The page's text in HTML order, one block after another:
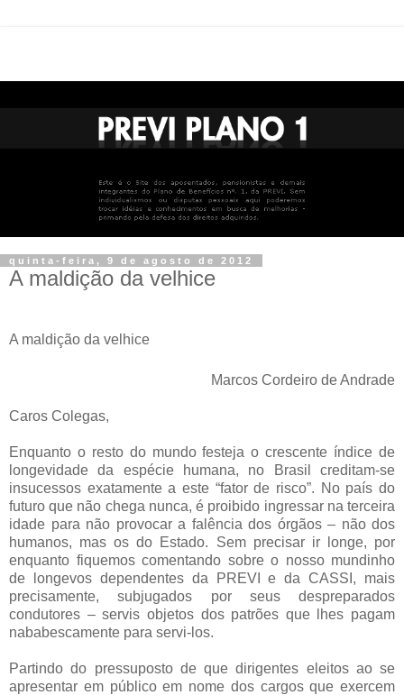
quinta-feira, 9 de agosto de 2012
A maldição da velhice
A maldição da velhice
Marcos Cordeiro de Andrade
Caros Colegas,
Enquanto o resto do mundo festeja o crescente índice de
longevidade da espécie humana, no Brasil creditam-se
insucessos exatamente a este “fator de risco”. No país do
futuro que não chega nunca, é proibido ingressar na terceira
idade para não provocar a falência dos órgãos – não dos
humanos, mas os do Estado. Sem precisar ir longe, por
enquanto fiquemos comentando sobre o nosso mundinho
de longevos dependentes da PREVI e da CASSI, mais
precisamente, subjugados por seus despreparados
condutores – servis objetos dos patrões que lhes pagam
nababescamente para servi-los.
Partindo do pressuposto de que dirigentes eleitos ao se
apresentar em público em nome dos cargos que exercem